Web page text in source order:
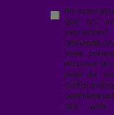
En
que les
demande
Vous
moment en
page de
site web